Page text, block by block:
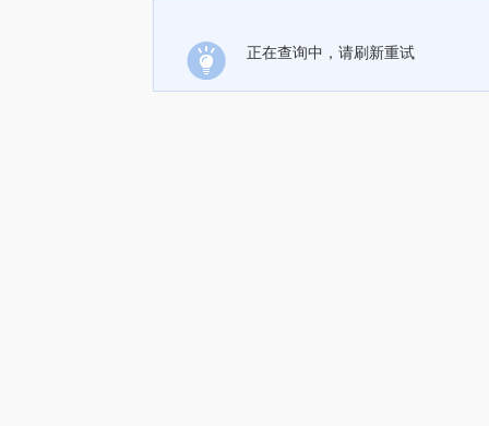
正在查询中，请刷新重试